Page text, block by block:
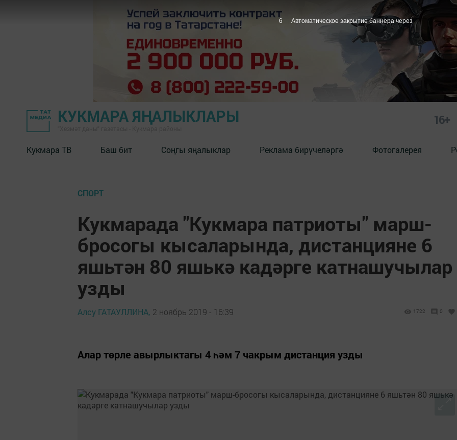
КУКМАРА ЯҢАЛЫКЛАРЫ 16+
Кукмара ТВ Баш бит Соңгы яңалыклар Реклама бирүчеләргә Фотогалерея
СПОРТ
Кукмарада "Кукмара патриоты" марш-
бросогы кысаларында, дистанцияне 6
яшьтән 80 яшькә кадәрге катнашучылар
узды
Алсу ГАТАУЛЛИНА, 2 ноябрь 2019 - 16:39 1722 0
Алар төрле авырлыктагы 4 һәм 7 чакрым дистанция узды
5 Автоматическое закрытие баннера через